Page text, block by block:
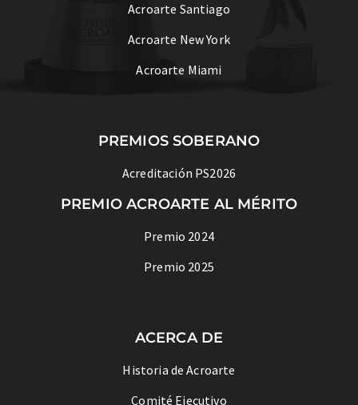
Acroarte Santiago
Acroarte New York
Acroarte Miami
PREMIOS SOBERANO
Acreditación PS2026
PREMIO ACROARTE AL MÉRITO
Premio 2024
Premio 2025
ACERCA DE
Historia de Acroarte
Comité Ejecutivo